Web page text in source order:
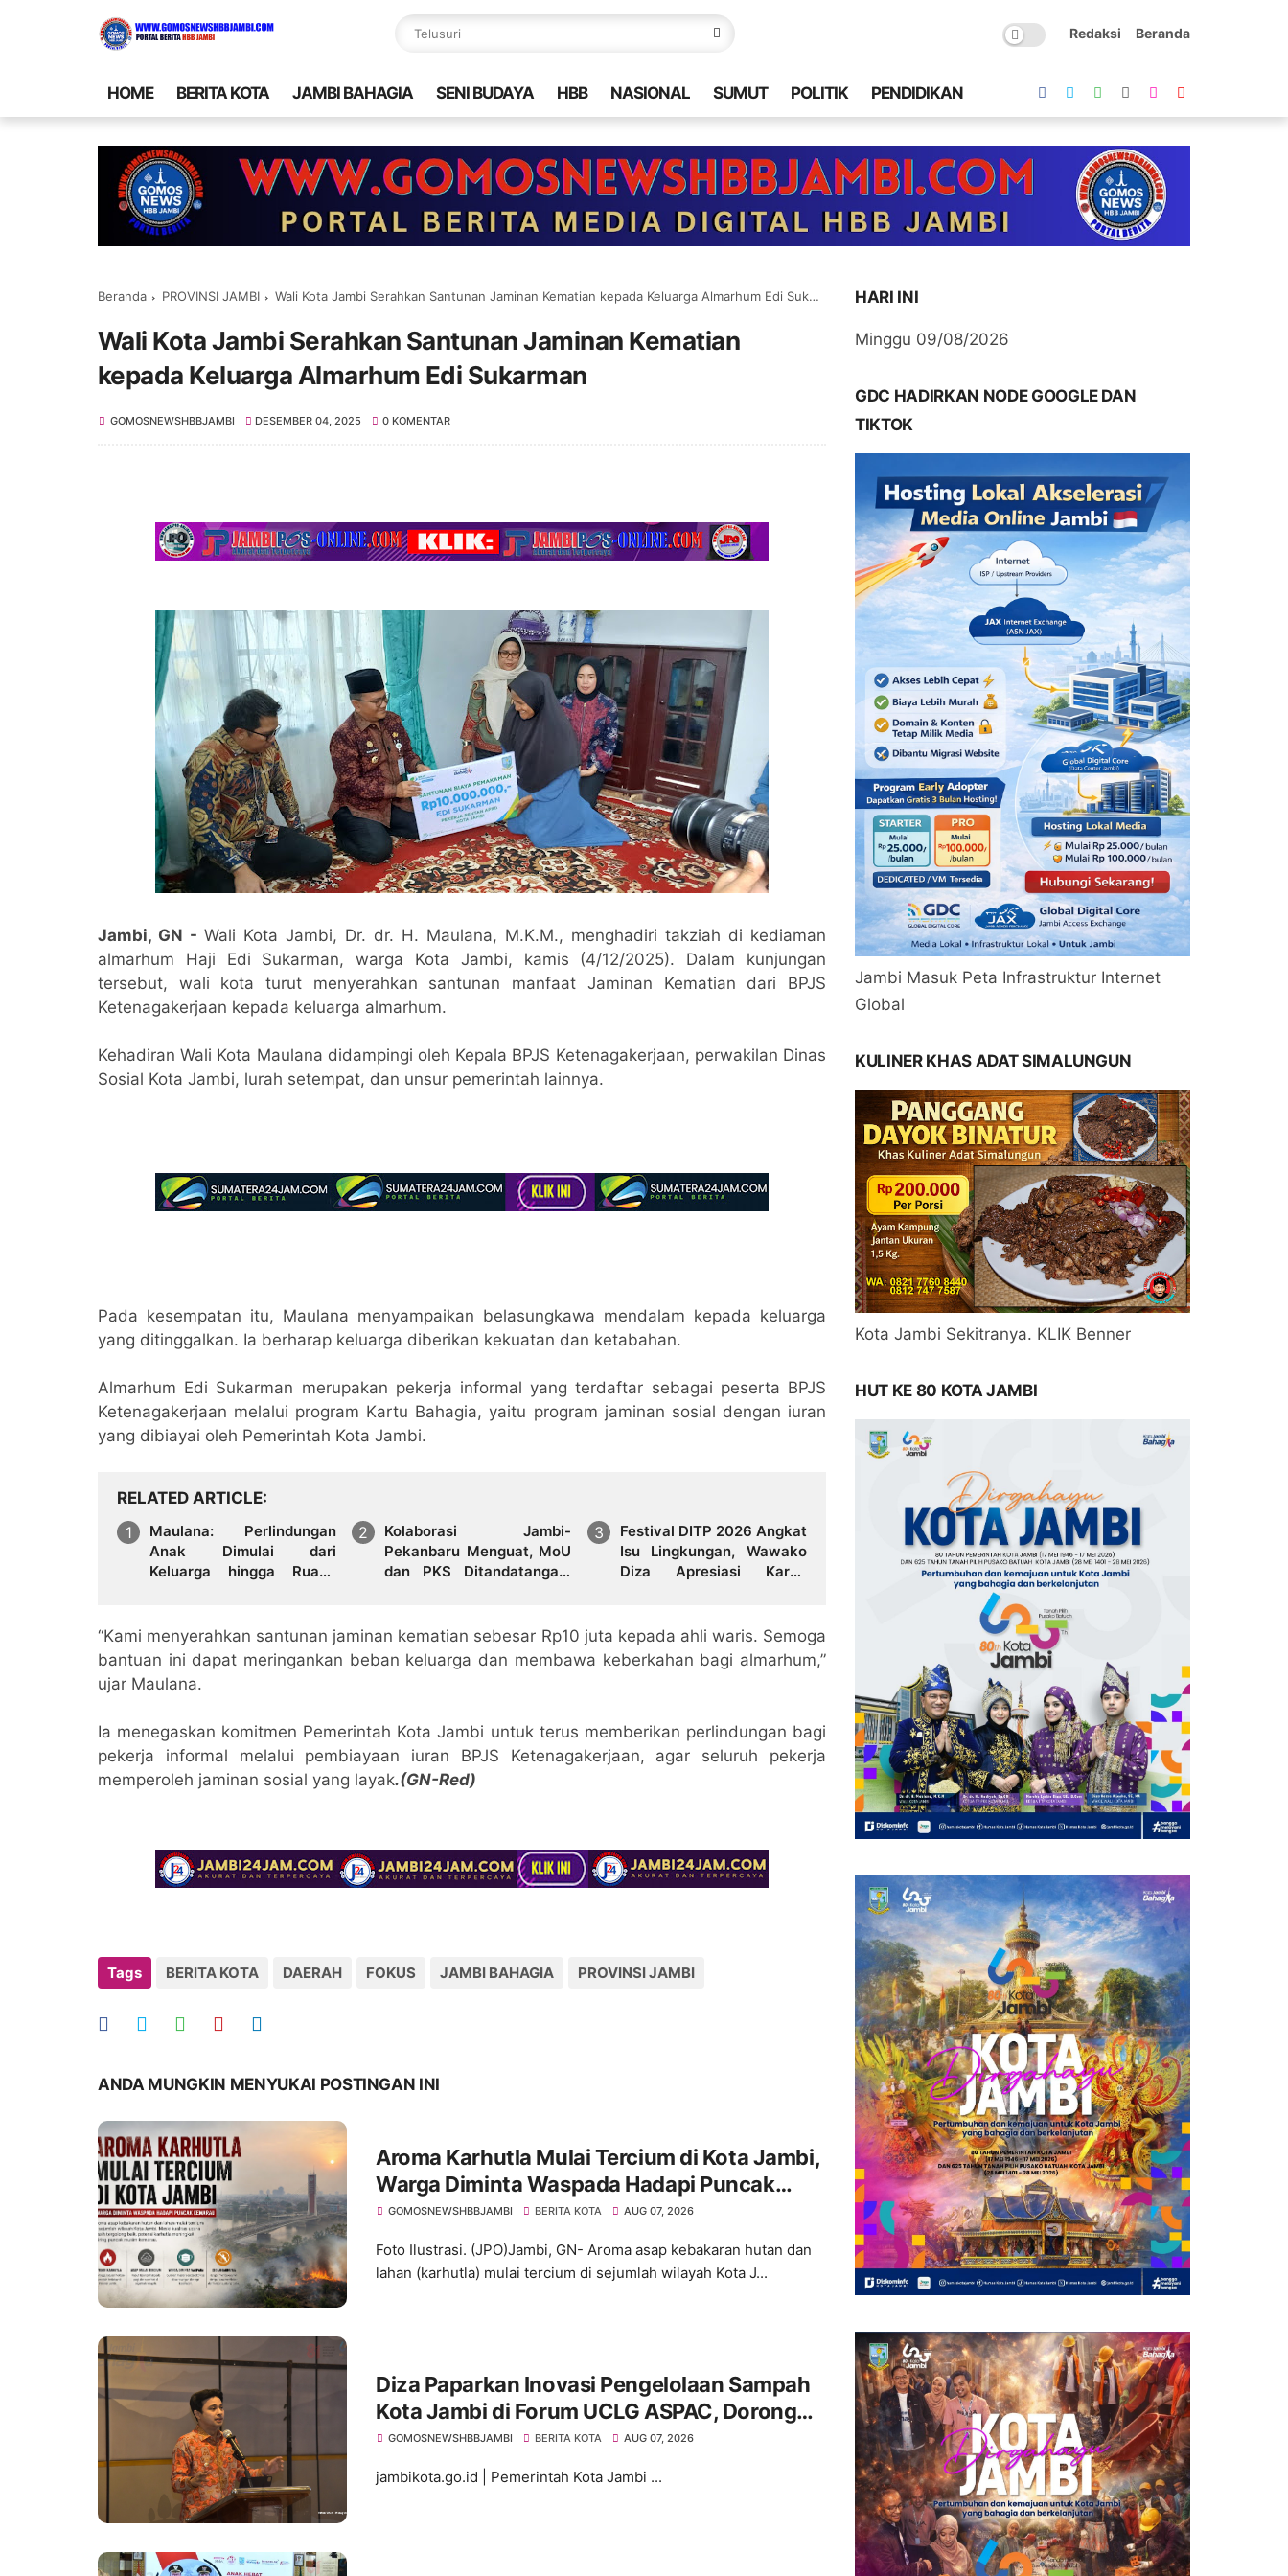
Redaksi Beranda
HOME BERITA KOTA JAMBI BAHAGIA SENI BUDAYA HBB NASIONAL SUMUT POLITIK PENDIDIKAN
Beranda PROVINSI JAMBI Wali Kota Jambi Serahkan Santunan Jaminan Kematian kepada Keluarga Almarhum Edi Sukarman
Wali Kota Jambi Serahkan Santunan Jaminan Kematian
kepada Keluarga Almarhum Edi Sukarman
GOMOSNEWSHBBJAMBI DESEMBER 04, 2025 0 KOMENTAR
Jambi, GN - Wali Kota Jambi, Dr. dr. H. Maulana, M.K.M., menghadiri takziah di kediaman
almarhum Haji Edi Sukarman, warga Kota Jambi, kamis (4/12/2025). Dalam kunjungan
tersebut, wali kota turut menyerahkan santunan manfaat Jaminan Kematian dari BPJS
Ketenagakerjaan kepada keluarga almarhum.
Kehadiran Wali Kota Maulana didampingi oleh Kepala BPJS Ketenagakerjaan, perwakilan Dinas
Sosial Kota Jambi, lurah setempat, dan unsur pemerintah lainnya.
Pada kesempatan itu, Maulana menyampaikan belasungkawa mendalam kepada keluarga
yang ditinggalkan. Ia berharap keluarga diberikan kekuatan dan ketabahan.
Almarhum Edi Sukarman merupakan pekerja informal yang terdaftar sebagai peserta BPJS
Ketenagakerjaan melalui program Kartu Bahagia, yaitu program jaminan sosial dengan iuran
yang dibiayai oleh Pemerintah Kota Jambi.
RELATED ARTICLE
Maulana: Perlindungan
Anak Dimulai dari
Keluarga hingga Ruang
Kolaborasi Jambi-
Pekanbaru Menguat, MoU
dan PKS Ditandatangani
Festival DITP 2026 Angkat
Isu Lingkungan, Wawako
Diza Apresiasi Karya
“Kami menyerahkan santunan jaminan kematian sebesar Rp10 juta kepada ahli waris. Semoga
bantuan ini dapat meringankan beban keluarga dan membawa keberkahan bagi almarhum,”
ujar Maulana.
Ia menegaskan komitmen Pemerintah Kota Jambi untuk terus memberikan perlindungan bagi
pekerja informal melalui pembiayaan iuran BPJS Ketenagakerjaan, agar seluruh pekerja
memperoleh jaminan sosial yang layak.(GN-Red)
Tags BERITA KOTA DAERAH FOKUS JAMBI BAHAGIA PROVINSI JAMBI
ANDA MUNGKIN MENYUKAI POSTINGAN INI
Aroma Karhutla Mulai Tercium di Kota Jambi,
Warga Diminta Waspada Hadapi Puncak
Kemarau
GOMOSNEWSHBBJAMBI BERITA KOTA AUG 07, 2026
Foto Ilustrasi. (JPO)Jambi, GN- Aroma asap kebakaran hutan dan
lahan (karhutla) mulai tercium di sejumlah wilayah Kota J...
Diza Paparkan Inovasi Pengelolaan Sampah
Kota Jambi di Forum UCLG ASPAC, Dorong
Kolaborasi Menuju Kota Berkelanjutan
GOMOSNEWSHBBJAMBI BERITA KOTA AUG 07, 2026
jambikota.go.id | Pemerintah Kota Jambi ...
HARI INI
Minggu 09/08/2026
GDC HADIRKAN NODE GOOGLE DAN
TIKTOK
Jambi Masuk Peta Infrastruktur Internet
Global
KULINER KHAS ADAT SIMALUNGUN
Kota Jambi Sekitranya. KLIK Benner
HUT KE 80 KOTA JAMBI